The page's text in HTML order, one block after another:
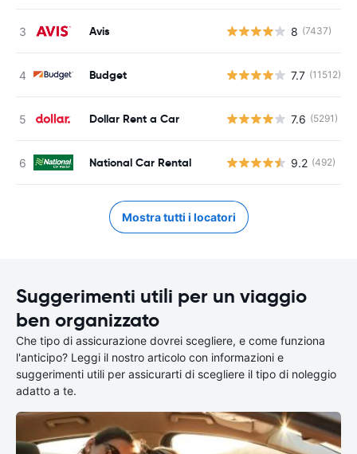
Avis 8 (7437)
Budget 7.7 (11512)
Dollar Rent a Car 7.6 (5291)
National Car Rental 9.2 (492)
Mostra tutti i locatori
Suggerimenti utili per un viaggio
ben organizzato
Che tipo di assicurazione dovrei scegliere, e come funziona
l'anticipo? Leggi il nostro articolo con informazioni e
suggerimenti utili per assicurarti di scegliere il tipo di noleggio
adatto a te.